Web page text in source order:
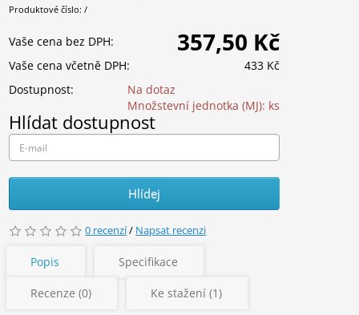
Produktové číslo: /
Vaše cena bez DPH: 357,50 Kč
Vaše cena včetně DPH:
433 Kč
Dostupnost:
Na dotaz
Množstevní jednotka (MJ): ks
Hlídat dostupnost
Hlídej
0 recenzí/ Napsat recenzi
Popis Specifikace
Recenze (0) Ke stažení (1)